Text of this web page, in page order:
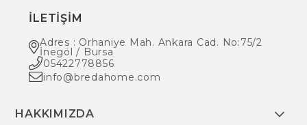
İLETİŞİM
Adres : Orhaniye Mah. Ankara Cad. No:75/2
İnegöl / Bursa
05422778856
info@bredahome.com
HAKKIMIZDA